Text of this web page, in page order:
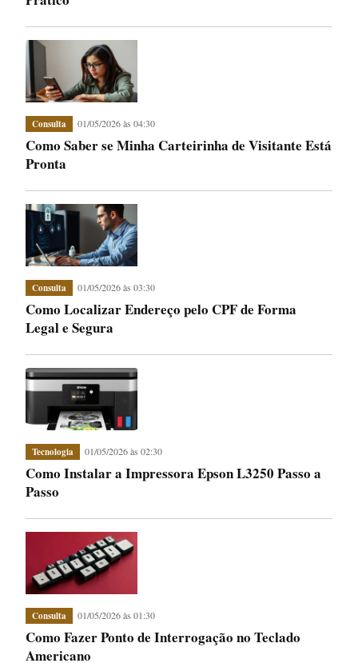
Consulta 01/05/2026 às 04:30
Como Saber se Minha Carteirinha de Visitante Está
Pronta
Consulta 01/05/2026 às 03:30
Como Localizar Endereço pelo CPF de Forma
Legal e Segura
Tecnologia 01/05/2026 às 02:30
Como Instalar a Impressora Epson L3250 Passo a
Passo
Consulta 01/05/2026 às 01:30
Como Fazer Ponto de Interrogação no Teclado
Americano